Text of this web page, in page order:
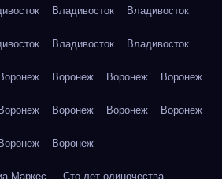
Владивосток Владивосток
Владивосток Владивосток
Воронеж Воронеж Воронеж Воронеж
Воронеж Воронеж Воронеж Воронеж
Воронеж Воронеж
Маркес — Сто лет одиночества